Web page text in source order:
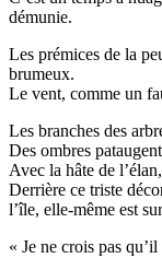
démunie.
Les prémices de la
brumeux.
Le vent, comme un
Les branches des
Des ombres
Avec la hâte de
Derrière ce triste
l’île, elle-même est
« Je ne crois pas